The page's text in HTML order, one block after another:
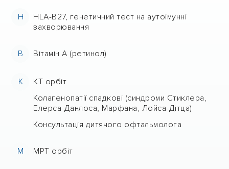
H
HLA-B27, генетичний тест на аутоімунні
захворювання
В Вітамін А (ретинол)
К
КТ орбіт
Колагенопатії спадкові (синдроми Стиклера,
Елерса-Данлоса, Марфана, Лойса-Дітца)
Консультація дитячого офтальмолога
М МРТ орбіт